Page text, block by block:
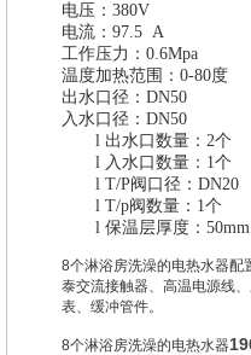
电压：380V
电流： 97.5 A
工作压力：0.6Mpa
温度加热范围：0-80度
出水口径： DN50
入水口径： DN50
l 出水口数量：2个
l 入水口数量：1个
l T/P阀口径：DN20
l T/p阀数量：1个
l 保温层厚度：50mm
8个淋浴房洗澡的电热水器
泰交流接触器、高温电源线
表、缓冲管件。
8个淋浴房洗澡的电热水器